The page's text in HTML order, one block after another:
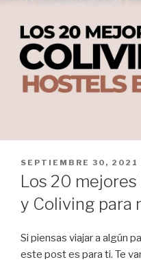
PUBLICADO
EL
SEPTIEMBRE 30, 2021
Los 20
y Coliving para
Si piensas viajar a algún
este post es para ti. Te